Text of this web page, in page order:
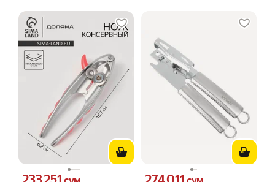
Цена 233251 сум вместо Цена 274011 сум вместо